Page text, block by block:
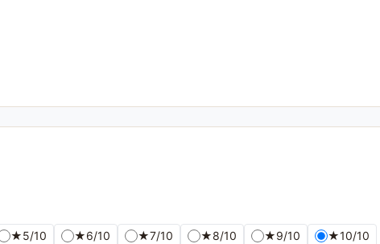
★5/10 ★6/10 ★7/10 ★8/10 ★9/10 ★10/10